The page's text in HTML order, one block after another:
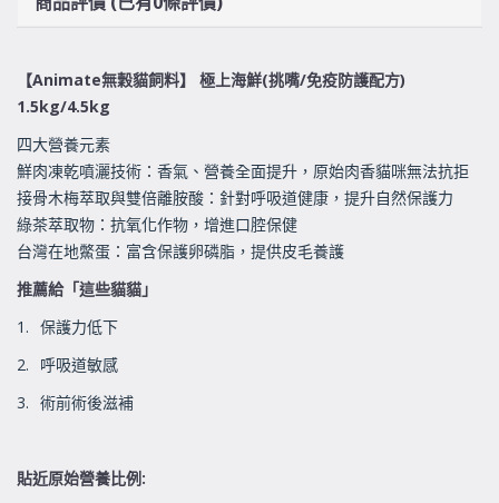
【Animate無穀貓飼料】 極上海鮮(挑嘴/免疫防護配方)
1.5kg/4.5kg
四大營養元素
鮮肉凍乾噴灑技術：香氣、營養全面提升，原始肉香貓咪無法抗拒
接骨木梅萃取與雙倍離胺酸：針對呼吸道健康，提升自然保護力
綠茶萃取物：抗氧化作物，增進口腔保健
台灣在地鱉蛋：富含保護卵磷脂，提供皮毛養護
推薦給「這些貓貓」
1. 保護力低下
2.
呼吸道敏感
3. 術前術後滋補
貼近原始營養比例: